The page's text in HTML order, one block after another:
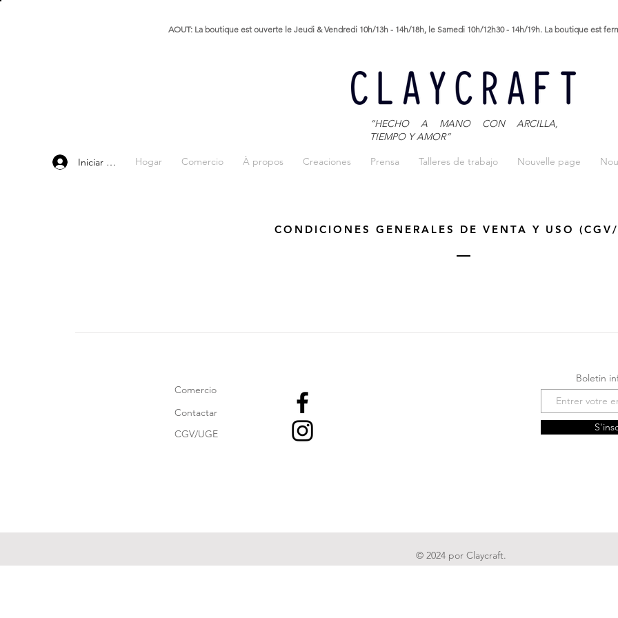
AOUT: La boutique est ouverte le Jeudi & Vendredi 10h/13h - 14h/18h, le Samedi 10h/12h30 - 14h/19h. La boutique est
“HECHO A MANO CON ARCILLA,
TIEMPO Y AMOR”
Iniciar sesión Hogar Comercio À propos Creaciones Prensa Talleres de trabajo Nouvelle page
CONDICIONES GENERALES DE VENTA Y USO
Comercio
Contactar
CGV/UGE
Boletin
© 2024 por Claycraft.